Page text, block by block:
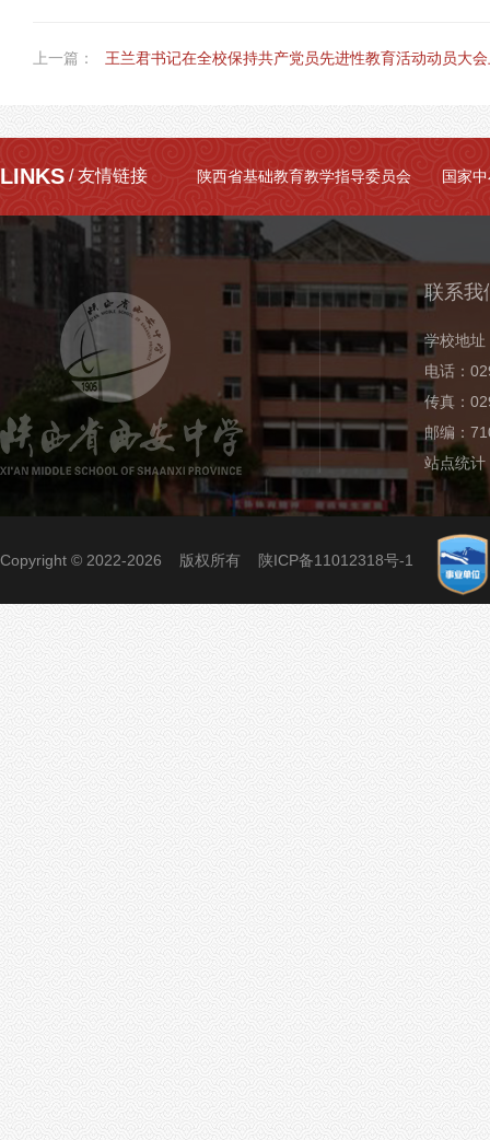
上一篇： 王兰君书记在全校保持共产党员先进性教育活动动员大
LINKS / 友情链接 陕西省基础教育教学指导委员会 国家
联系我
学校地址
电话：
传真：
邮编：
站点统计
Copyright © 2022-2026 版权所有 陕ICP备11012318号-1